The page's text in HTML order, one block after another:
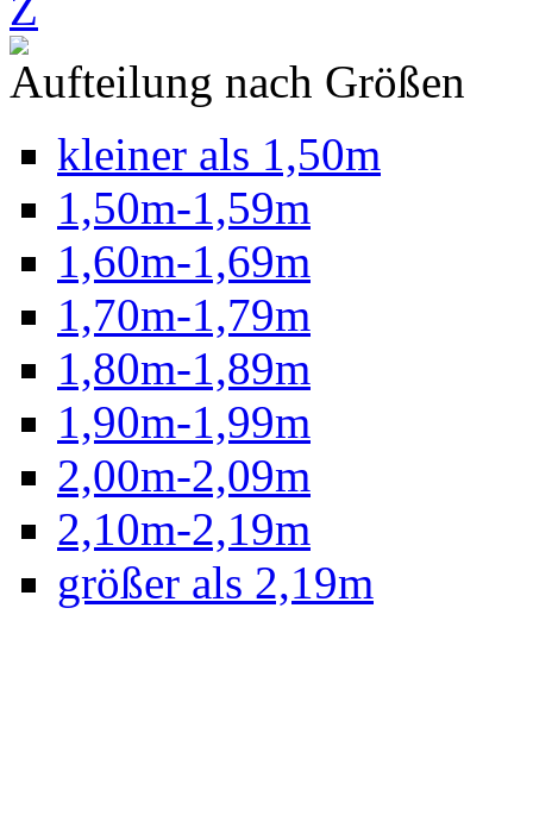
Aufteilung nach Größen
kleiner als 1,50m
1,50m-1,59m
1,60m-1,69m
1,70m-1,79m
1,80m-1,89m
1,90m-1,99m
2,00m-2,09m
2,10m-2,19m
größer als 2,19m